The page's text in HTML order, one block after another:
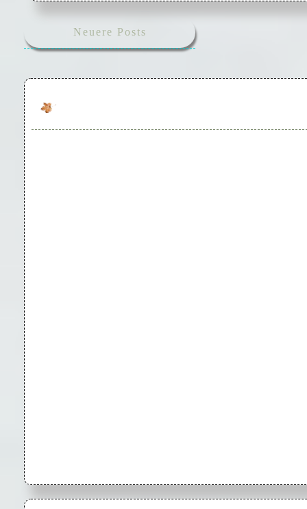
S Neuere Posts